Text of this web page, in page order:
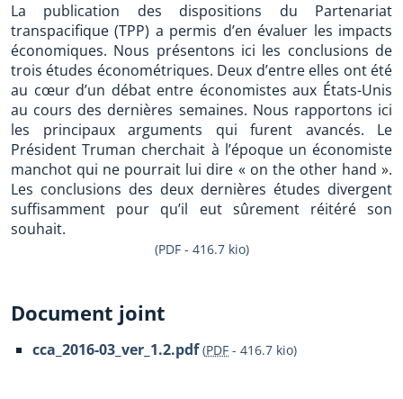
La publication des dispositions du Partenariat
transpacifique (TPP) a permis d’en évaluer les impacts
économiques. Nous présentons ici les conclusions de
trois études économétriques. Deux d’entre elles ont été
au cœur d’un débat entre économistes aux États-Unis
au cours des dernières semaines. Nous rapportons ici
les principaux arguments qui furent avancés. Le
Président Truman cherchait à l’époque un économiste
manchot qui ne pourrait lui dire « on the other hand ».
Les conclusions des deux dernières études divergent
suffisamment pour qu’il eut sûrement réitéré son
souhait.
(PDF - 416.7 kio)
Document joint
cca_2016-03_ver_1.2.pdf (PDF - 416.7 kio)